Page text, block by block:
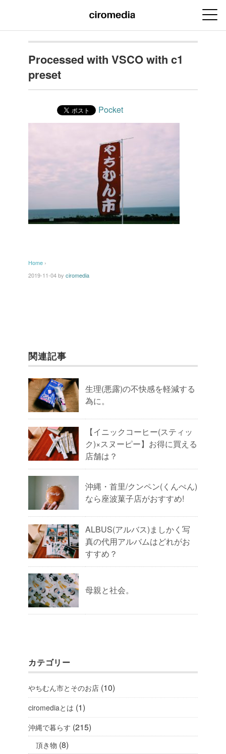
Processed with VSCO with c1
preset
Pocket
Home ›
2019-11-04by ciromedia
関連記事
生理(悪露)の不快感を軽減する
為に。
【イニックコーヒー(スティッ
ク)×スヌーピー】お得に買える
店舗は？
沖縄・首里/クンペン(くんぺん)
なら座波菓子店がおすすめ!
ALBUS(アルバス)ましかく写
真の代用アルバムはどれがお
すすめ？
母親と社会。
カテゴリー
やちむん市とそのお店 (10)
ciromediaとは (1)
沖縄で暮らす (215)
頂き物 (8)